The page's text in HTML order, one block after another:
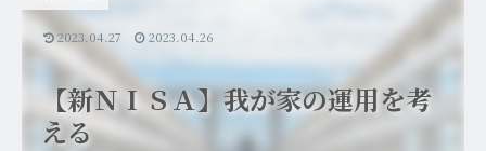
【新ＮＩＳＡ】我が家の運用を考
える
2023.04.27 2023.04.26